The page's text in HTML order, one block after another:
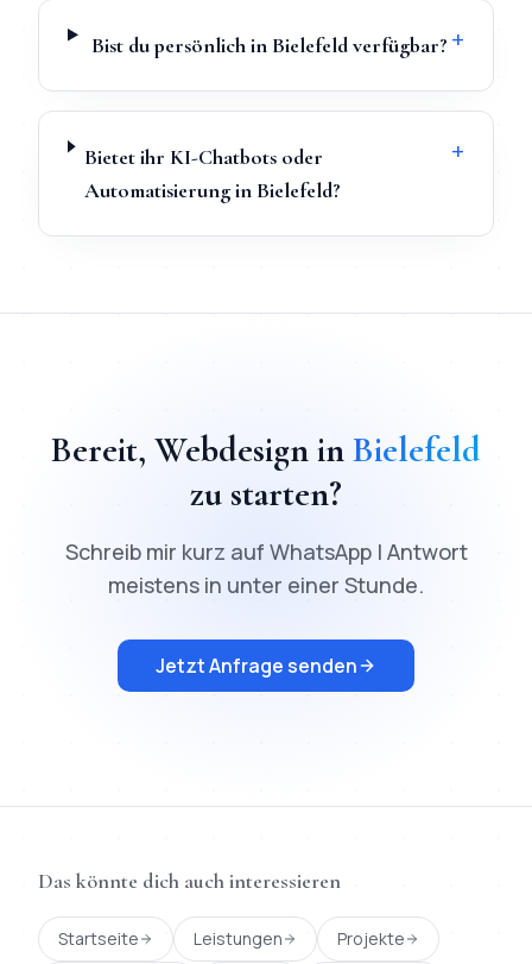
Bist du persönlich in Bielefeld verfügbar? +
Bietet ihr KI-Chatbots oder
Automatisierung in Bielefeld?
+
Bereit, WebdesigninBielefeld
zu starten?
Schreib mir kurz auf WhatsApp | Antwort
meistens in unter einer Stunde.
Jetzt Anfrage senden
Das könnte dich auch interessieren
Startseite Leistungen
Projekte